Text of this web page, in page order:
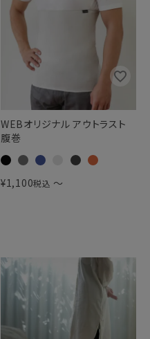
WEBオリジナル アウトラスト
腹巻
¥1,100税込 〜